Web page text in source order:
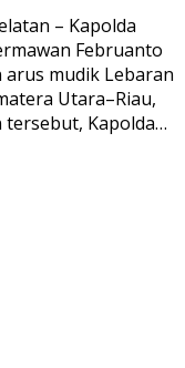
– Kapolda
Februanto
mudik Lebaran
Utara–Riau,
tersebut, Kapolda…